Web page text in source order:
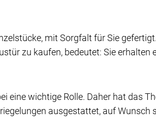
mit Sorgfalt für Sie
zu kaufen, bedeutet: Sie erhalten
eine wichtige Rolle. Daher hat das
ausgestattet, auf Wunsch